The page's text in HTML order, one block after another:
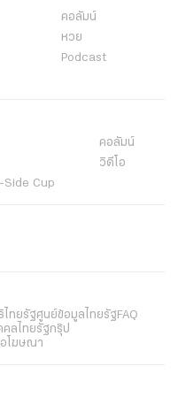
หุบป่าตาด
คอลัมน์
หวย
Podcast
คอลัมน์
วิดีโอ
Side Cup
ไทยรัฐศูนย์ข้อมูลไทยรัฐFAQ
ลไทยรัฐกรุ๊ป
โฆษณา